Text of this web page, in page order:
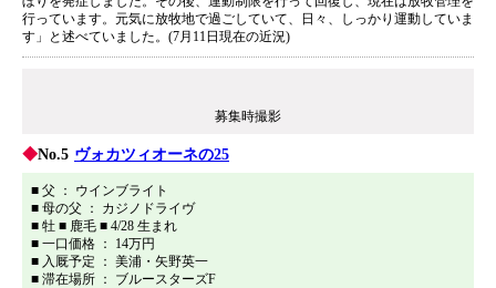
行っています。元気に放牧地で過ごしていて、日々、しっかり運動していま
す」と述べていました。(7月11日現在の近況)
募集時撮影
No.5 ヴォカツィオーネの25
■ 父 ： ウインブライト
■ 母の父 ： カジノドライヴ
■ 牡 ■ 鹿毛 ■ 4/28 生まれ
■ 一口価格 ： 14万円
■ 入厩予定 ： 美浦・矢野英一
■ 滞在場所 ： ブルースターズF